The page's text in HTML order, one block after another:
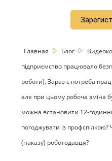
Главная Блог
підприємство працювало
роботи). Зараз є потреба
але при цьому робоча зміна
можна встановити 12-
погоджувати із
(наказу) роботодавця?